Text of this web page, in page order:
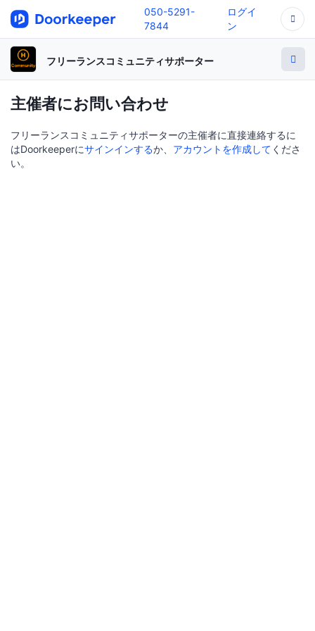
050-5291-
7844
ログイ
ン
フリーランスコミュニティサポーター
主催者にお問い合わせ
フリーランスコミュニティサポーターの主催者に直接連絡するに
はDoorkeeperにサインインするか、 アカウントを作成して くださ
い。